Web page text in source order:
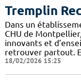
Tremplin
Dans un
CHU de
innovants et
retrouver partout.
18/02/2026 15:25